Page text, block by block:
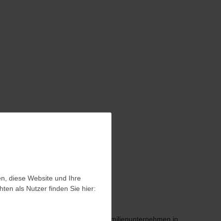
diese Website und Ihre
als Nutzer finden Sie hier:
Als werteorientiertes Familienunternehmen in
diese Website und Ihre
als Nutzer finden Sie hier: